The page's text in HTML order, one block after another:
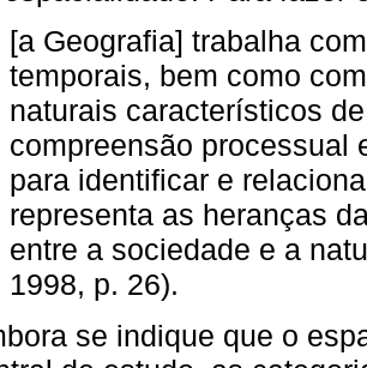
[a Geografia] trabalha
temporais, bem como
naturais característicos
compreensão processual
para identificar e
representa as heranças
entre a sociedade e a
1998, p. 26).
se indique que o